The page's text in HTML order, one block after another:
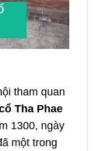
tham quan
Tha Phae
1300, ngày
một trong